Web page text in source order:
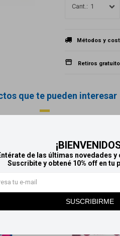
de las últimas novedades
Suscribite y obtené 10% off en tu
SUSCRIBIRME
1
Métodos y
Retiros
que te pueden interesar